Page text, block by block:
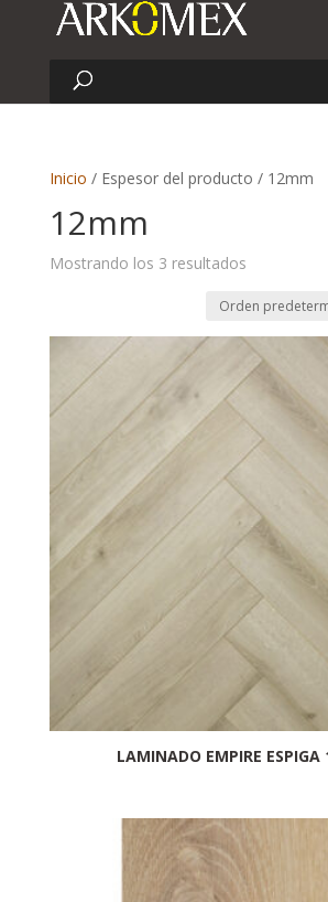
Inicio / Espesor del producto / 12mm
12mm
Mostrando los 3 resultados
LAMINADO EMPIRE ESPIGA